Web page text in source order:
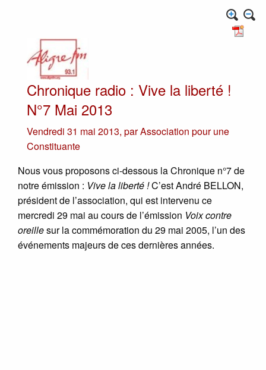
Chronique radio : Vive la liberté !
N°7 Mai 2013
Vendredi 31 mai 2013, parAssociation pour une
Constituante
Nous vous proposons ci-dessous la Chronique n°7 de
notre émission : Vive la liberté !C’est André BELLON,
président de l’association, qui est intervenu ce
mercredi 29 mai au cours de l’émission Voix contre
oreillesur la commémoration du 29 mai 2005, l’un des
événements majeurs de ces dernières années.